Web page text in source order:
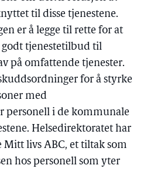
til disse tjenestene.
er å legge til rette for at
tjenestetilbud til
på omfattende tjenester.
for å styrke
med
personell i de kommunale
Helsedirektoratet har
livs ABC, et tiltak som
hos personell som yter